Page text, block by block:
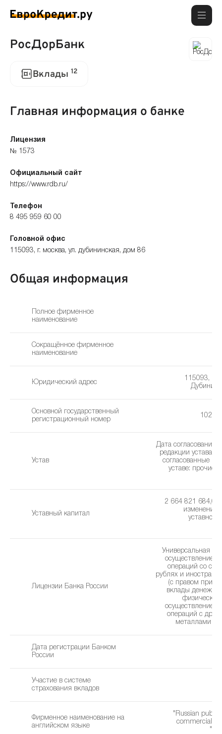
РосДорБанк
Вклады 12
Главная информация о банке
Лицензия
№ 1573
Официальный сайт
https://www.rdb.ru/
Телефон
8 495 959 60 00
Головной офис
115093, г. москва, ул. дубининская, дом 86
Общая информация
Полное фирменное
наименование
Сокращённое фирменное
наименование
Юридический адрес
115093, г.
Основной государственный
регистрационный номер
Устав
Дата согласования
редакции устава:
cогласованные
уставe: прочие
Уставный капитал
2 664 821 684,00
изменения
уставного
Лицензии Банка России
Универсальная
осуществление
операций со
рублях и
(с правом
вклады
осуществление
операций с
металлами
Дата регистрации Банком
России
Участие в системе
страхования вкладов
Фирменное наименование на
английском языке
"Russian public
commercial